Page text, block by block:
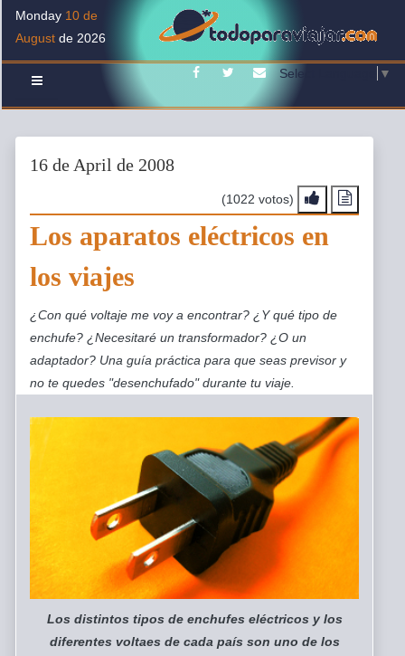
Monday 10 de
August de 2026
FacebookTwitterContacto
Select Language ▼
16 de April de 2008
(1022 votos)
Los aparatos eléctricos en
los viajes
¿Con qué voltaje me voy a encontrar? ¿Y qué tipo de
enchufe? ¿Necesitaré un transformador? ¿O un
adaptador? Una guía práctica para que seas previsor y
no te quedes "desenchufado" durante tu viaje.
Los distintos tipos de enchufes eléctricos y los
diferentes voltaes de cada país son uno de los